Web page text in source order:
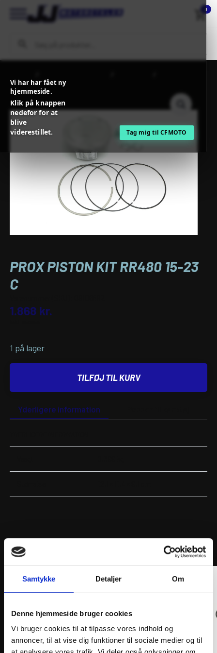
Samtykke Detaljer Om
Denne hjemmeside bruger cookies
Vi bruger cookies til at tilpasse vores indhold og
annoncer, til at vise dig funktioner til sociale medier og til
Vi har har fået ny
hjemmeside.
Klik på knappen
nedefor for at
blive
viderestillet.
Tag mig til CFMOTO
0
KIT RR480 15-23 C
PROX PISTON KIT RR480 15-23
C
1.868 kr.
1 på lager
TILFØJ TIL KURV
Yderligere information
ANDRE INTERESSANTE VARER